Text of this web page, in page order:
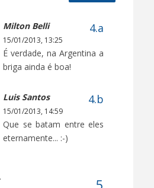
Milton Belli
15/01/2013, 13:25
É verdade, na Argentina a
briga ainda é boa!
Luis Santos
15/01/2013, 14:59
Que se batam entre eles
eternamente... :-)